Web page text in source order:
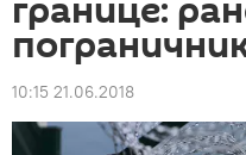
границе:
10:15 21.06.2018